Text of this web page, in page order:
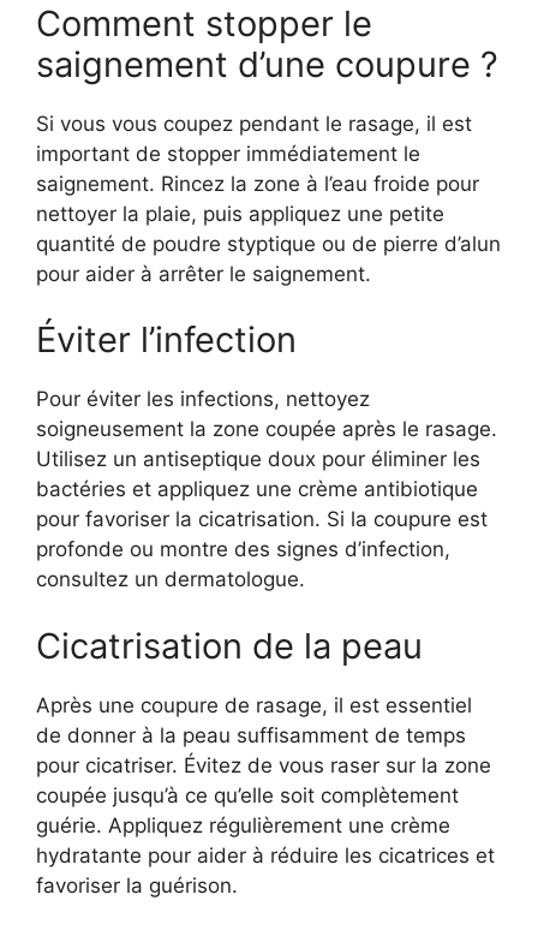
Comment stopper le
saignement d’une coupure ?
Si vous vous coupez pendant le rasage, il est
important de stopper immédiatement le
saignement. Rincez la zone à l’eau froide pour
nettoyer la plaie, puis appliquez une petite
quantité de poudre styptique ou de pierre d’alun
pour aider à arrêter le saignement.
Éviter l’infection
Pour éviter les infections, nettoyez
soigneusement la zone coupée après le rasage.
Utilisez un antiseptique doux pour éliminer les
bactéries et appliquez une crème antibiotique
pour favoriser la cicatrisation. Si la coupure est
profonde ou montre des signes d’infection,
consultez un dermatologue.
Cicatrisation de la peau
Après une coupure de rasage, il est essentiel
de donner à la peau suffisamment de temps
pour cicatriser. Évitez de vous raser sur la zone
coupée jusqu’à ce qu’elle soit complètement
guérie. Appliquez régulièrement une crème
hydratante pour aider à réduire les cicatrices et
favoriser la guérison.